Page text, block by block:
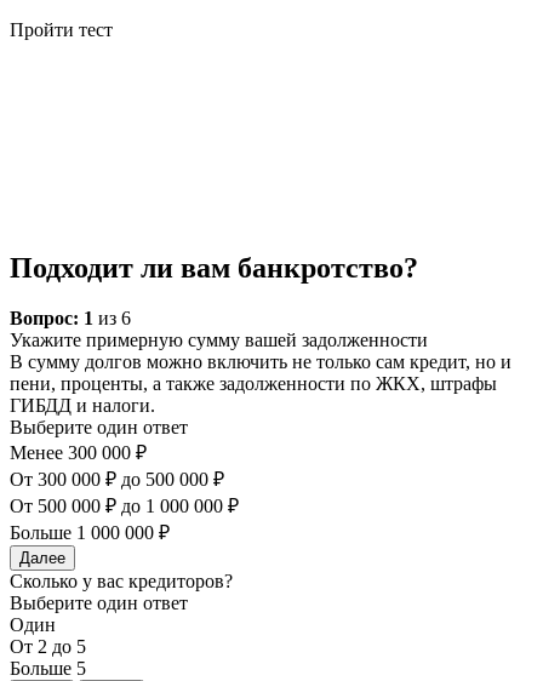
Пройти тест
Подходит ли вам банкротство?
Вопрос: 1 из 6
Укажите примерную сумму вашей задолженности
В сумму долгов можно включить не только сам кредит, но и
пени, проценты, а также задолженности по ЖКХ, штрафы
ГИБДД и налоги.
Выберите один ответ
Менее 300 000 ₽
От 300 000 ₽ до 500 000 ₽
От 500 000 ₽ до 1 000 000 ₽
Больше 1 000 000 ₽
Далее
Сколько у вас кредиторов?
Выберите один ответ
Один
От 2 до 5
Больше 5